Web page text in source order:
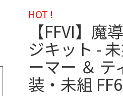
HOT !
【FFVI】魔
ジキット -
ーマー ＆ テ
装・未組